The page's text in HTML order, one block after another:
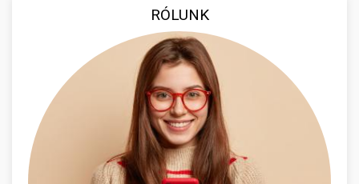
RÓLUNK